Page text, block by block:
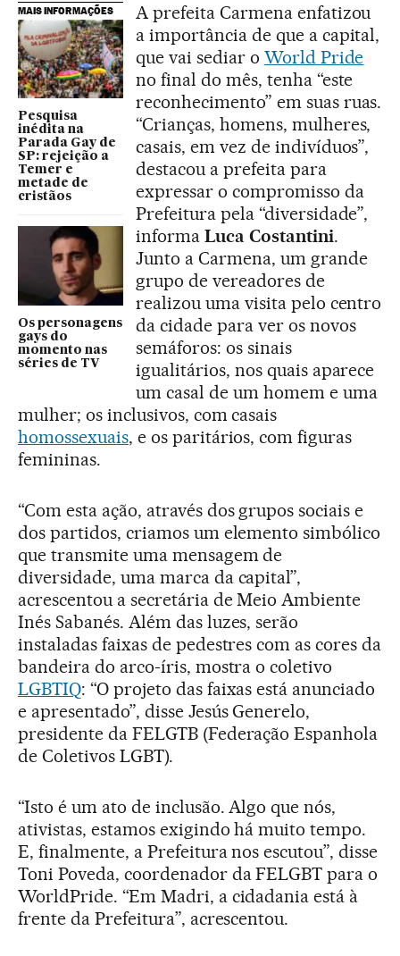
MAIS INFORMAÇÕES
Pesquisa
inédita na
Parada Gay de
SP: rejeição a
Temer e
metade de
cristãos
Os personagens
gays do
momento nas
séries de TV
A prefeita Carmena enfatizou
a importância de que a capital,
que vai sediar o World Pride
no final do mês, tenha “este
reconhecimento” em suas ruas.
“Crianças, homens, mulheres,
casais, em vez de indivíduos”,
destacou a prefeita para
expressar o compromisso da
Prefeitura pela “diversidade”,
informa Luca Costantini.
Junto a Carmena, um grande
grupo de vereadores de
realizou uma visita pelo centro
da cidade para ver os novos
semáforos: os sinais
igualitários, nos quais aparece
um casal de um homem e uma
mulher; os inclusivos, com casais
homossexuais, e os paritários, com figuras
femininas.
“Com esta ação, através dos grupos sociais e
dos partidos, criamos um elemento simbólico
que transmite uma mensagem de
diversidade, uma marca da capital”,
acrescentou a secretária de Meio Ambiente
Inés Sabanés. Além das luzes, serão
instaladas faixas de pedestres com as cores da
bandeira do arco-íris, mostra o coletivo
LGBTIQ: “O projeto das faixas está anunciado
e apresentado”, disse Jesús Generelo,
presidente da FELGTB (Federação Espanhola
de Coletivos LGBT).
“Isto é um ato de inclusão. Algo que nós,
ativistas, estamos exigindo há muito tempo.
E, finalmente, a Prefeitura nos escutou”, disse
Toni Poveda, coordenador da FELGBT para o
WorldPride. “Em Madri, a cidadania está à
frente da Prefeitura”, acrescentou.